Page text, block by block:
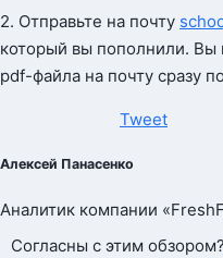
2. Отправьте на почту
который вы пополнили. Вы
pdf-файла на почту сразу
Tweet
Алексей Панасенко
Аналитик компании
Согласны с этим обзором?